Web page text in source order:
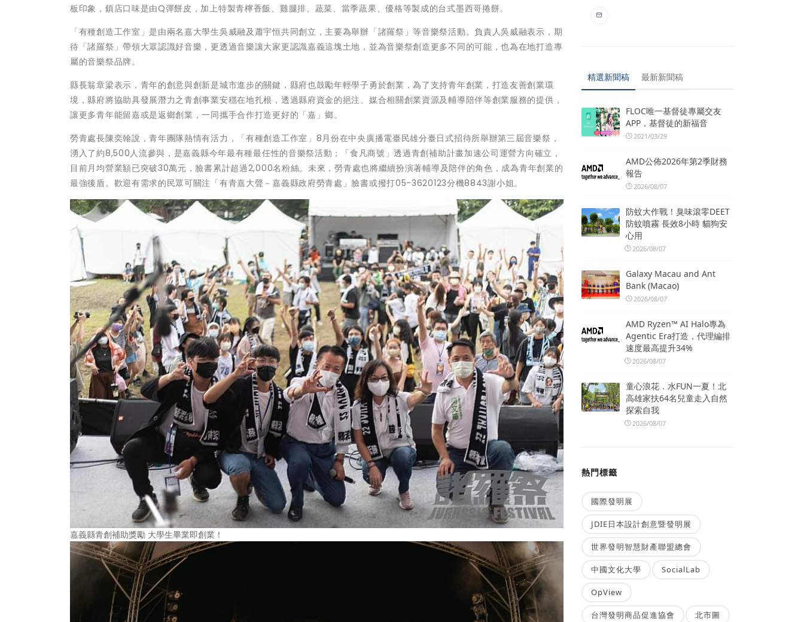
板印象，鎮店口味是由Q彈餅皮，加上特製青檸香飯、雞腿排、蔬菜、當季蔬果、優格等製成的台式墨西哥捲餅。
「有種創造工作室」是由兩名嘉大學生吳威融及蕭宇恒共同創立，主要為舉辦「諸羅祭」等音樂祭活動。負責人吳威融表示，期
待「諸羅祭」帶領大眾認識好音樂，更透過音樂讓大家更認識嘉義這塊土地，並為音樂祭創造更多不同的可能，也為在地打造專
屬的音樂祭品牌。
縣長翁章梁表示，青年的創意與創新是城市進步的關鍵，縣府也鼓勵年輕學子勇於創業，為了支持青年創業，打造友善創業環
境，縣府將協助具發展潛力之青創事業安穩在地扎根，透過縣府資金的挹注、媒合相關創業資源及輔導陪伴等創業服務的提供，
讓更多青年能留嘉或是返鄉創業，一同攜手合作打造更好的「嘉」鄉。
勞青處長陳奕翰說，青年團隊熱情有活力，「有種創造工作室」8月份在中央廣播電臺民雄分臺日式招待所舉辦第三屆音樂祭，
湧入了約8,500人流參與，是嘉義縣今年最有種最任性的音樂祭活動；「食凡商號」透過青創補助計畫加速公司運營方向確立，
目前月均營業額已突破30萬元，臉書累計超過2,000名粉絲。未來，勞青處也將繼續扮演著輔導及陪伴的角色，成為青年創業的
最強後盾。歡迎有需求的民眾可關注「有青嘉大聲－嘉義縣政府勞青處」臉書或撥打05-3620123分機8843謝小姐。
嘉義縣青創補助獎勵 大學生畢業即創業！
精選新聞稿 最新新聞稿
FLOC唯一基督徒專屬交友
APP，基督徒的新福音
2021/03/29
AMD公佈2026年第2季財務
報告
2026/08/07
防蚊大作戰！臭味滾零DEET
防蚊噴霧 長效8小時 貓狗安
心用
2026/08/07
Galaxy Macau and Ant
Bank (Macao)
2026/08/07
AMD Ryzen™ AI Halo專為
Agentic Era打造，代理編排
速度最高提升34%
2026/08/07
童心浪花．水FUN一夏！北
高雄家扶64名兒童走入自然
探索自我
2026/08/07
熱門標籤
國際發明展
JDIE日本設計創意暨發明展
世界發明智慧財產聯盟總會
中國文化大學 SocialLab
OpView
台灣發明商品促進協會 北市圖